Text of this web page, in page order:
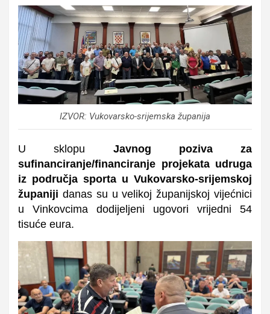
IZVOR: Vukovarsko-srijemska županija
U sklopu Javnog poziva za
sufinanciranje/financiranje projekata udruga
iz područja sporta u Vukovarsko-srijemskoj
županiji danas su u velikoj županijskoj vijećnici
u Vinkovcima dodijeljeni ugovori vrijedni 54
tisuće eura.